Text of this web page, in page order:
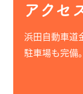
アクセ
浜田自動車道
駐車場も完備